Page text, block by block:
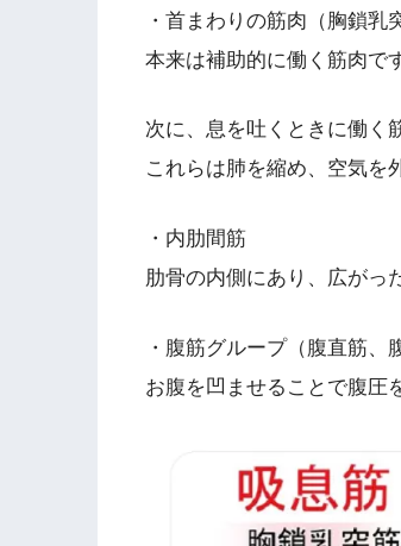
・首まわりの筋肉（胸鎖乳
本来は補助的に働く筋肉で
次に、息を吐くときに働く
これらは肺を縮め、空気を
・内肋間筋
肋骨の内側にあり、広がっ
・腹筋グループ（腹直筋、
お腹を凹ませることで腹圧